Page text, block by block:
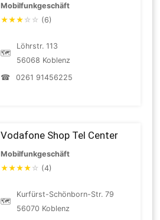
Mobilfunkgeschäft
★★★ ☆ ☆ (6)
🗺
Löhrstr. 113
56068 Koblenz
☎
0261 91456225
Vodafone Shop Tel Center
Mobilfunkgeschäft
★★★★ ☆ (4)
🗺
Kurfürst-Schönborn-Str. 79
56070 Koblenz